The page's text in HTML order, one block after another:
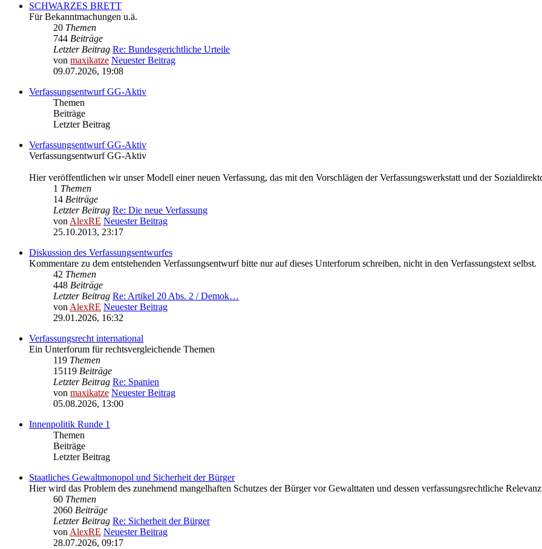
SCHWARZES BRETT
Für Bekanntmachungen u.ä.
20 Themen
744 Beiträge
Letzter Beitrag Re: Bundesgerichtliche Urteile
von maxikatze Neuester Beitrag
09.07.2026, 19:08
Verfassungsentwurf GG-Aktiv
Themen
Beiträge
Letzter Beitrag
Verfassungsentwurf GG-Aktiv
Verfassungsentwurf GG-Aktiv
Hier veröffentlichen wir unser Modell einer neuen Verfassung, das mit den Vorschlägen der Verfassungswerkstatt und der
1 Themen
14 Beiträge
Letzter Beitrag Re: Die neue Verfassung
vonAlexRE Neuester Beitrag
25.10.2013, 23:17
Diskussion des Verfassungsentwurfes
Kommentare zu dem entstehenden Verfassungsentwurf bitte nur auf dieses Unterforum schreiben, nicht in den Verfassungstext selbst.
42 Themen
448 Beiträge
Letzter Beitrag Re: Artikel 20 Abs. 2 / Demok…
vonAlexRE Neuester Beitrag
29.01.2026, 16:32
Verfassungsrecht international
Ein Unterforum für rechtsvergleichende Themen
119 Themen
15119 Beiträge
Letzter Beitrag Re: Spanien
von maxikatze Neuester Beitrag
05.08.2026, 13:00
Innenpolitik Runde 1
Themen
Beiträge
Letzter Beitrag
Staatliches Gewaltmonopol und Sicherheit der Bürger
Hier wird das Problem des zunehmend mangelhaften Schutzes der Bürger vor Gewalttaten und dessen verfassungsrechtliche
60 Themen
2060 Beiträge
Letzter Beitrag Re: Sicherheit der Bürger
vonAlexRE Neuester Beitrag
28.07.2026, 09:17